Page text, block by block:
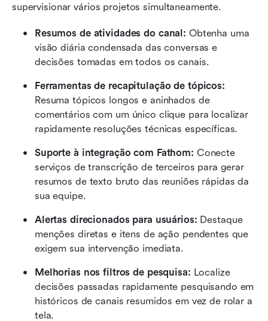
supervisionar vários projetos simultaneamente.
Resumos de atividades do canal: Obtenha uma
visão diária condensada das conversas e
decisões tomadas em todos os canais.
Resuma tópicos longos e aninhados de
comentários com um único clique para localizar
rapidamente resoluções técnicas específicas.
Suporte à integração com Fathom: Conecte
serviços de transcrição de terceiros para gerar
resumos de texto bruto das reuniões rápidas da
sua equipe.
Alertas direcionados para usuários: Destaque
menções diretas e itens de ação pendentes que
exigem sua intervenção imediata.
Melhorias nos filtros de pesquisa: Localize
decisões passadas rapidamente pesquisando em
históricos de canais resumidos em vez de rolar a
tela.